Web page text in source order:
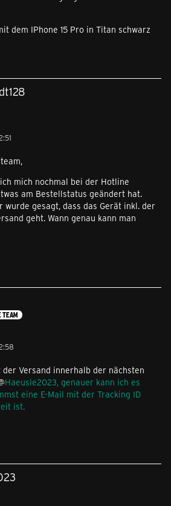
dem IPhone 15 Pro in Titan schwarz
mich nochmal bei der Hotline
am Bestellstatus geändert hat.
wurde gesagt, dass das Gerät inkl. der
geht. Wann genau kann man
TEAM
Versand innerhalb der nächsten
Haeusle2023, genauer kann ich es
eine E-Mail mit der Tracking ID
ist.